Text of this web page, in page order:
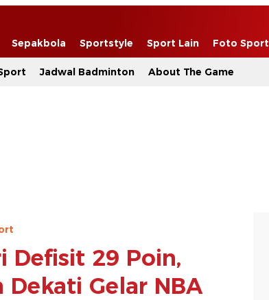
Sepakbola Sportstyle Sport Lain Foto Sport
Jadwal Badminton About The Game
Defisit 29 Poin,
Gelar NBA